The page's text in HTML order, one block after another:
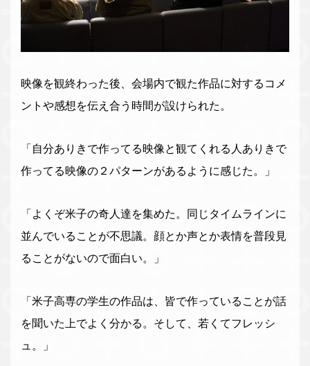
映像を観終わった後、会場内で観た作品に対するコメ
ントや感想を伝え合う時間が設けられた。
「自分ありきで作ってる映像と観てくれる人ありきで
作ってる映像の２パターンがあるように感じた。」
「よくぞ米子の奇人達を集めた。同じタイムラインに
並んでいることが不思議。顔とか声とか表情を普段見
ることがないので面白い。」
「米子高専の学生の作品は、皆で作っていることが話
を聞いた上でよく分かる。そして、若くてフレッシ
ュ。」